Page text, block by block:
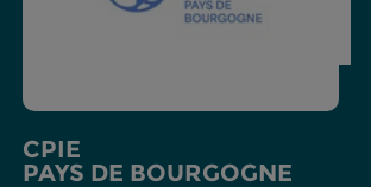
CPIE
PAYS DE BOURGOGNE